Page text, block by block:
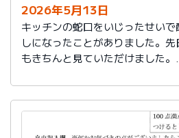
2026年5月13日
キッチンの蛇口をいじったせい
しになったことがありました。
もきちんと見ていただけました。
で知りました。
社員さんには感謝しかありません